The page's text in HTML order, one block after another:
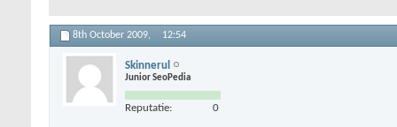
8th October 2009, 12:54
Skinnerul
Junior SeoPedia
Reputatie: 0